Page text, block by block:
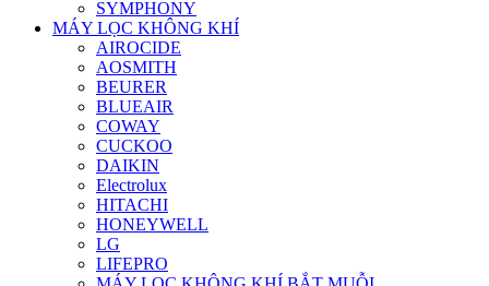
SYMPHONY
MÁY LỌC KHÔNG KHÍ
AIROCIDE
AOSMITH
BEURER
BLUEAIR
COWAY
CUCKOO
DAIKIN
Electrolux
HITACHI
HONEYWELL
LG
LIFEPRO